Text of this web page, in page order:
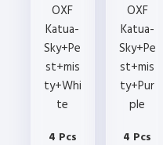
4 Pcs 4 Pcs